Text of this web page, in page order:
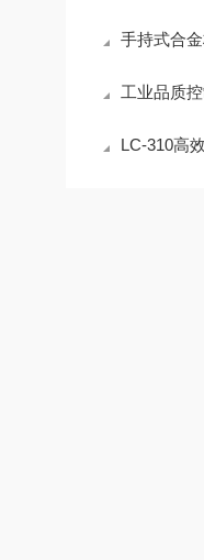
手持式合金材料检测
工业品质控制新选择：高
LC-310高效液相